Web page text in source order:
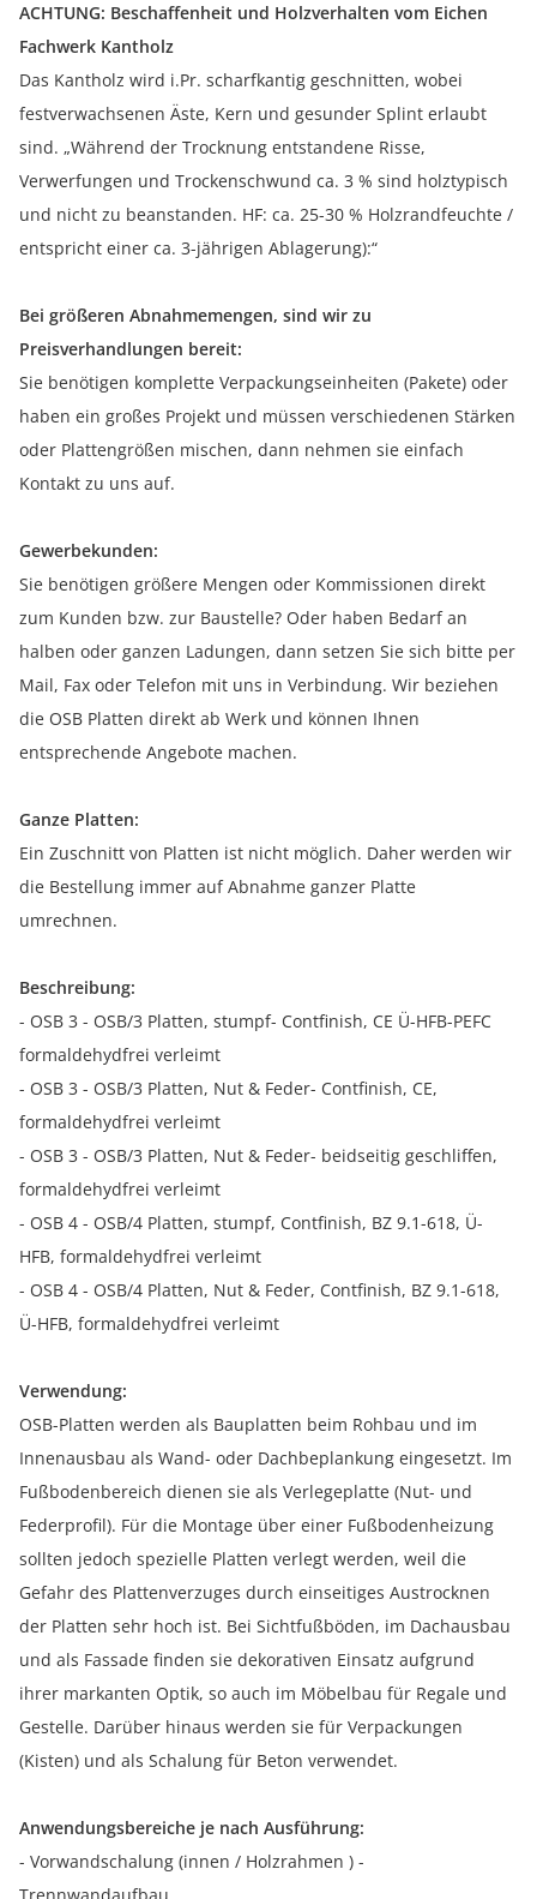
ACHTUNG: Beschaffenheit und Holzverhalten vom Eichen
Fachwerk Kantholz
Das Kantholz wird i.Pr. scharfkantig geschnitten, wobei
festverwachsenen Äste, Kern und gesunder Splint erlaubt
sind. „Während der Trocknung entstandene Risse,
Verwerfungen und Trockenschwund ca. 3 % sind holztypisch
und nicht zu beanstanden. HF: ca. 25-30 % Holzrandfeuchte /
entspricht einer ca. 3-jährigen Ablagerung):“
Bei größeren Abnahmemengen, sind wir zu
Preisverhandlungen bereit:
Sie benötigen komplette Verpackungseinheiten (Pakete) oder
haben ein großes Projekt und müssen verschiedenen Stärken
oder Plattengrößen mischen, dann nehmen sie einfach
Kontakt zu uns auf.
Gewerbekunden:
Sie benötigen größere Mengen oder Kommissionen direkt
zum Kunden bzw. zur Baustelle? Oder haben Bedarf an
halben oder ganzen Ladungen, dann setzen Sie sich bitte per
Mail, Fax oder Telefon mit uns in Verbindung. Wir beziehen
die OSB Platten direkt ab Werk und können Ihnen
entsprechende Angebote machen.
Ganze Platten:
Ein Zuschnitt von Platten ist nicht möglich. Daher werden wir
die Bestellung immer auf Abnahme ganzer Platte
umrechnen.
Beschreibung:
- OSB 3 - OSB/3 Platten, stumpf- Contfinish, CE Ü-HFB-PEFC
formaldehydfrei verleimt
- OSB 3 - OSB/3 Platten, Nut & Feder- Contfinish, CE,
formaldehydfrei verleimt
- OSB 3 - OSB/3 Platten, Nut & Feder- beidseitig geschliffen,
formaldehydfrei verleimt
- OSB 4 - OSB/4 Platten, stumpf, Contfinish, BZ 9.1-618, Ü-
HFB, formaldehydfrei verleimt
- OSB 4 - OSB/4 Platten, Nut & Feder, Contfinish, BZ 9.1-618,
Ü-HFB, formaldehydfrei verleimt
Verwendung:
OSB-Platten werden als Bauplatten beim Rohbau und im
Innenausbau als Wand- oder Dachbeplankung eingesetzt. Im
Fußbodenbereich dienen sie als Verlegeplatte (Nut- und
Federprofil). Für die Montage über einer Fußbodenheizung
sollten jedoch spezielle Platten verlegt werden, weil die
Gefahr des Plattenverzuges durch einseitiges Austrocknen
der Platten sehr hoch ist. Bei Sichtfußböden, im Dachausbau
und als Fassade finden sie dekorativen Einsatz aufgrund
ihrer markanten Optik, so auch im Möbelbau für Regale und
Gestelle. Darüber hinaus werden sie für Verpackungen
(Kisten) und als Schalung für Beton verwendet.
Anwendungsbereiche je nach Ausführung:
- Vorwandschalung (innen / Holzrahmen ) -